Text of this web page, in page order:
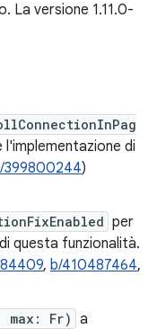
La versione 1.11.0-
di
399800244)
per
questa funzionalità.
, b/410487464,
max: Fr) a